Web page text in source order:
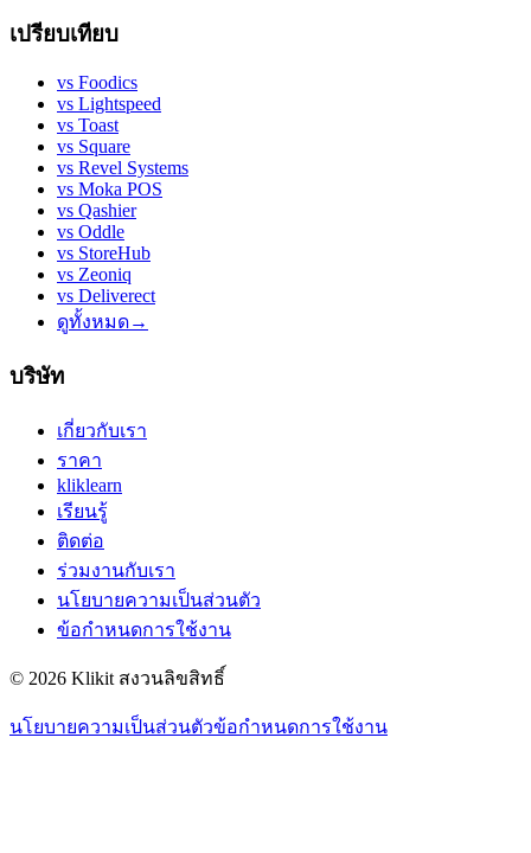
เปรียบเทียบ
vs Foodics
vs Lightspeed
vs Toast
vs Square
vs Revel Systems
vs Moka POS
vs Qashier
vs Oddle
vs StoreHub
vs Zeoniq
vs Deliverect
ดูทั้งหมด→
บริษัท
เกี่ยวกับเรา
ราคา
kliklearn
เรียนรู้
ติดต่อ
ร่วมงานกับเรา
นโยบายความเป็นส่วนตัว
ข้อกำหนดการใช้งาน
© 2026 Klikit สงวนลิขสิทธิ์
นโยบายความเป็นส่วนตัวข้อกำหนดการใช้งาน